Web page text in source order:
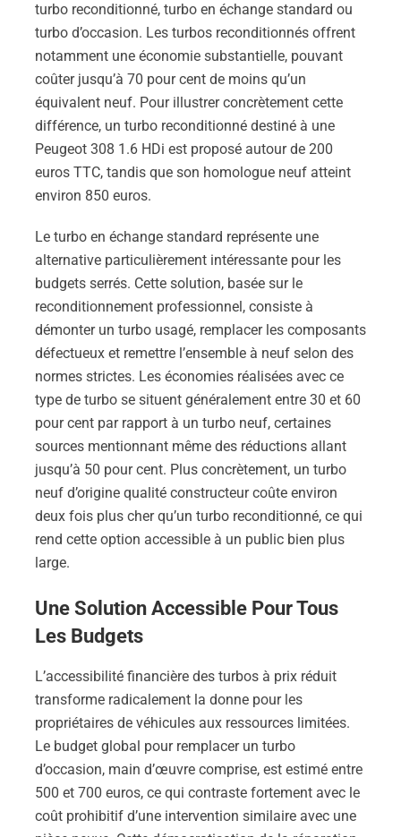
turbo reconditionné, turbo en échange standard ou
turbo d’occasion. Les turbos reconditionnés offrent
notamment une économie substantielle, pouvant
coûter jusqu’à 70 pour cent de moins qu’un
équivalent neuf. Pour illustrer concrètement cette
différence, un turbo reconditionné destiné à une
Peugeot 308 1.6 HDi est proposé autour de 200
euros TTC, tandis que son homologue neuf atteint
environ 850 euros.
Le turbo en échange standard représente une
alternative particulièrement intéressante pour les
budgets serrés. Cette solution, basée sur le
reconditionnement professionnel, consiste à
démonter un turbo usagé, remplacer les composants
défectueux et remettre l’ensemble à neuf selon des
normes strictes. Les économies réalisées avec ce
type de turbo se situent généralement entre 30 et 60
pour cent par rapport à un turbo neuf, certaines
sources mentionnant même des réductions allant
jusqu’à 50 pour cent. Plus concrètement, un turbo
neuf d’origine qualité constructeur coûte environ
deux fois plus cher qu’un turbo reconditionné, ce qui
rend cette option accessible à un public bien plus
large.
Une Solution Accessible Pour Tous
Les Budgets
L’accessibilité financière des turbos à prix réduit
transforme radicalement la donne pour les
propriétaires de véhicules aux ressources limitées.
Le budget global pour remplacer un turbo
d’occasion, main d’œuvre comprise, est estimé entre
500 et 700 euros, ce qui contraste fortement avec le
coût prohibitif d’une intervention similaire avec une